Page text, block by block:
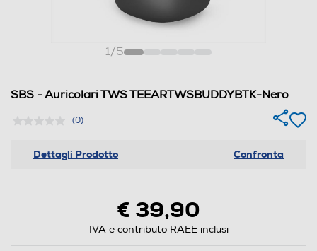
1/5
SBS - Auricolari TWS TEEARTWSBUDDYBTK-Nero
(0)
Dettagli Prodotto Confronta
€ 39,90
IVA e contributo RAEE inclusi